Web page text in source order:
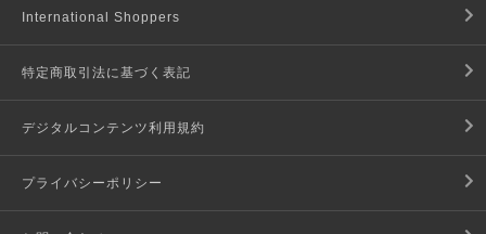
International Shoppers
特定商取引法に基づく表記
デジタルコンテンツ利用規約
プライバシーポリシー